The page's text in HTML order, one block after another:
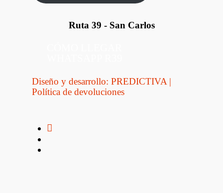
Ruta 39 - San Carlos
Diseño y desarrollo: PREDICTIVA |
Política de devoluciones